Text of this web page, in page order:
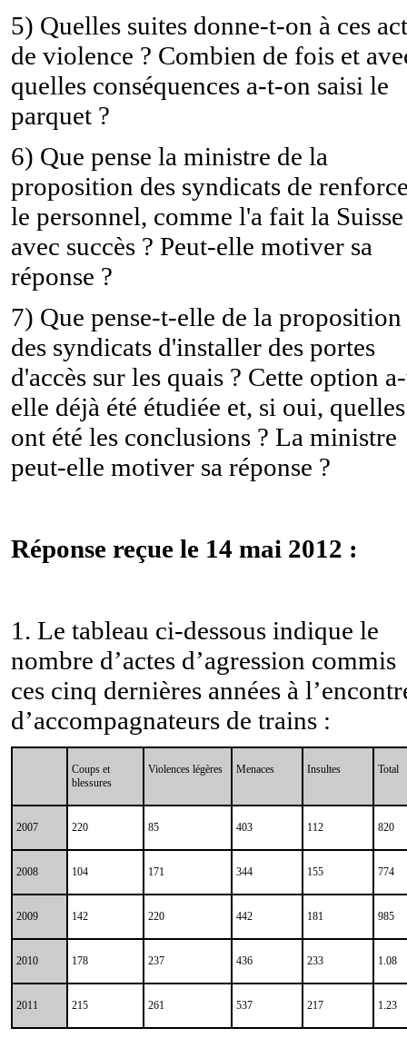
5) Quelles suites donne-t-on à ces
de violence ? Combien de fois et
quelles conséquences a-t-on saisi le
parquet ?
6) Que pense la ministre de la
proposition des syndicats de
le personnel, comme l'a fait la Suisse
avec succès ? Peut-elle motiver sa
réponse ?
7) Que pense-t-elle de la proposition
des syndicats d'installer des portes
d'accès sur les quais ? Cette option
elle déjà été étudiée et, si oui, quelles
ont été les conclusions ? La ministre
peut-elle motiver sa réponse ?
Réponse reçue le 14 mai 2012 :
1. Le tableau ci-dessous indique le
nombre d’actes d’agression commis
ces cinq dernières années à
d’accompagnateurs de trains :
Coups et
blessures
Violences légères Menaces Insultes Total
2007 220 85 403 112 820
2008 104 171 344 155 774
2009 142 220 442 181 985
2010 178 237 436 233 1.08
2011 215 261 537 217 1.23